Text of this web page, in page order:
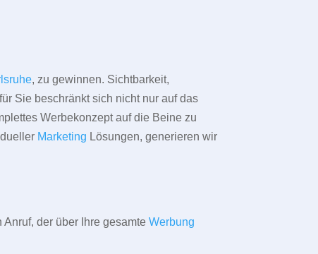
, zu gewinnen. Sichtbarkeit,
Sie beschränkt sich nicht nur auf das
Werbekonzept auf die Beine zu
Marketing Lösungen, generieren wir
Anruf, der über Ihre gesamteWerbung